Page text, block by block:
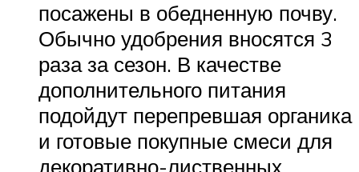
посажены в обедненную почву.
Обычно удобрения вносятся 3
раза за сезон. В качестве
дополнительного питания
подойдут перепревшая органика
и готовые покупные смеси для
декоративно-лиственных